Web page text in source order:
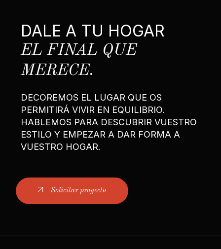
DALE A TU HOGAR
EL FINAL QUE
MERECE.
DECOREMOS EL LUGAR QUE OS
PERMITIRÁ VIVIR EN EQUILIBRIO.
HABLEMOS PARA DESCUBRIR VUESTRO
ESTILO Y EMPEZAR A DAR FORMA A
VUESTRO HOGAR.
Solicitar proyecto